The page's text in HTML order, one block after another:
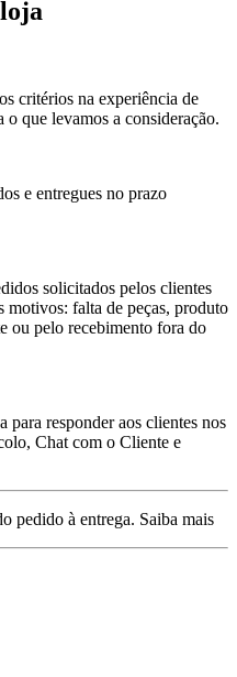
critérios na experiência de
que levamos a consideração.
e entregues no prazo
solicitados pelos clientes
motivos: falta de peças, produto
ou pelo recebimento fora do
para responder aos clientes nos
Chat com o Cliente e
pedido à entrega. Saiba mais